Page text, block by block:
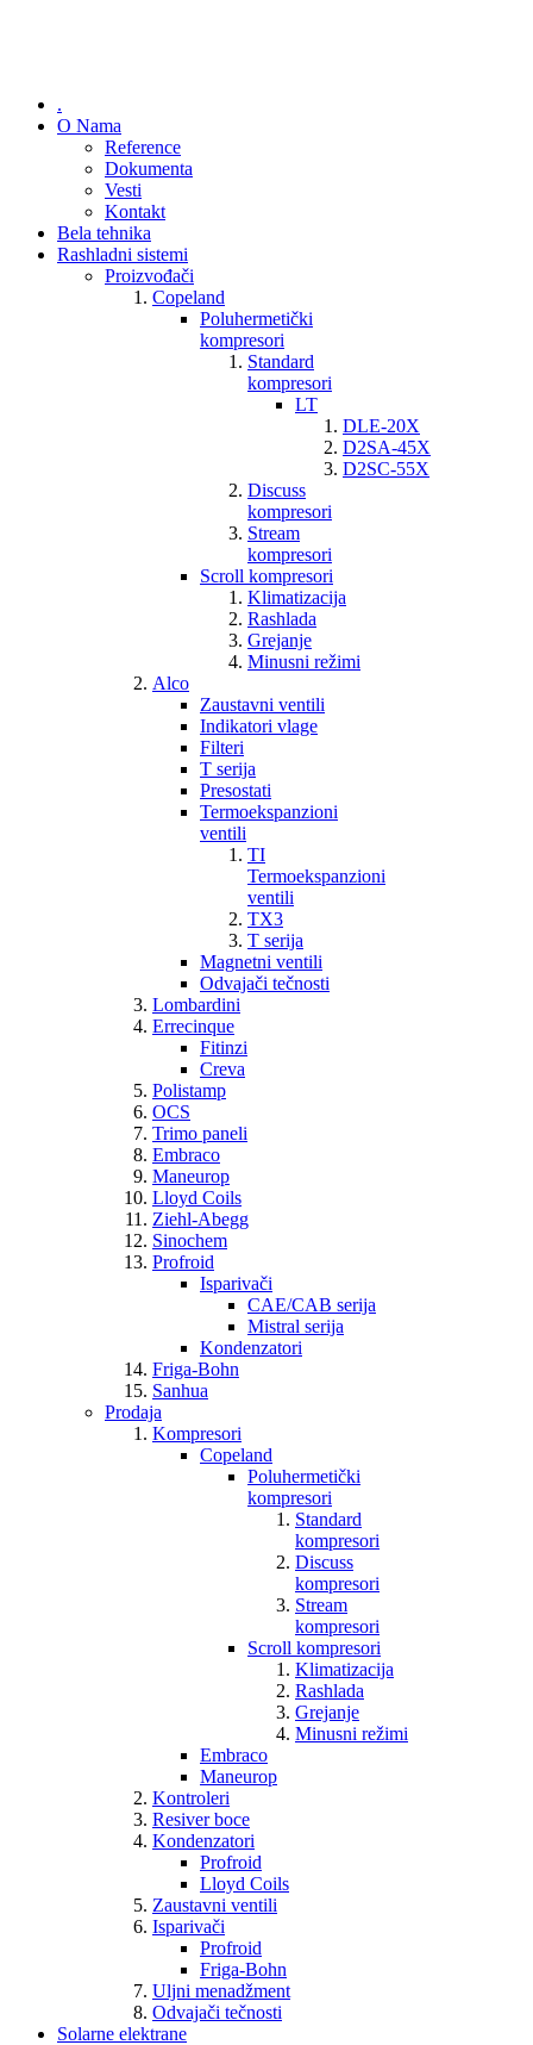
.
O Nama
Reference
Dokumenta
Vesti
Kontakt
Bela tehnika
Rashladni sistemi
Proizvođači
Copeland
Poluhermetički
kompresori
Standard
kompresori
LT
DLE-20X
D2SA-45X
D2SC-55X
Discuss
kompresori
Stream
kompresori
Scroll kompresori
Klimatizacija
Rashlada
Grejanje
Minusni režimi
Alco
Zaustavni ventili
Indikatori vlage
Filteri
T serija
Presostati
Termoekspanzioni
ventili
TI
Termoekspanzioni
ventili
TX3
T serija
Magnetni ventili
Odvajači tečnosti
Lombardini
Errecinque
Fitinzi
Creva
Polistamp
OCS
Trimo paneli
Embraco
Maneurop
Lloyd Coils
Ziehl-Abegg
Sinochem
Profroid
Isparivači
CAE/CAB serija
Mistral serija
Kondenzatori
Friga-Bohn
Sanhua
Prodaja
Kompresori
Copeland
Poluhermetički
kompresori
Standard
kompresori
Discuss
kompresori
Stream
kompresori
Scroll kompresori
Klimatizacija
Rashlada
Grejanje
Minusni režimi
Embraco
Maneurop
Kontroleri
Resiver boce
Kondenzatori
Profroid
Lloyd Coils
Zaustavni ventili
Isparivači
Profroid
Friga-Bohn
Uljni menadžment
Odvajači tečnosti
Solarne elektrane